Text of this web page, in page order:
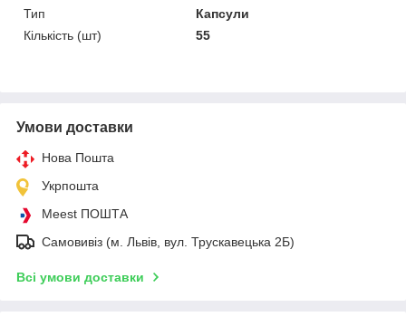
Тип
Капсули
Кількість (шт)
55
Умови доставки
Нова Пошта
Укрпошта
Meest ПОШТА
Самовивіз (м. Львів, вул. Трускавецька 2Б)
Всі умови доставки